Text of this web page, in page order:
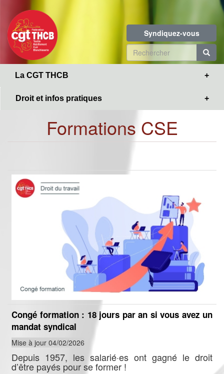
contenu
principal
Syndiquez-vous
Formulaire
de
La CGT THCB
Droit et infos pratiques
Formations CSE
Congé formation : 18 jours par an si vous avez un
mandat syndical
Mise à jour 04/02/2026
Depuis 1957, les salarié·es ont gagné le droit
d’être payés pour se former !